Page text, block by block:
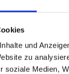
und
zu
soziale Medien,